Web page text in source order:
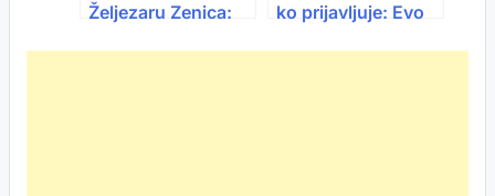
Željezaru Zenica:
ko prijavljuje: Evo